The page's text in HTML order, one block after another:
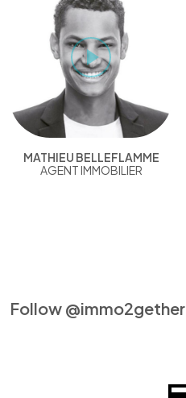
MATHIEU BELLEFLAMME
AGENT IMMOBILIER
Follow @immo2gether